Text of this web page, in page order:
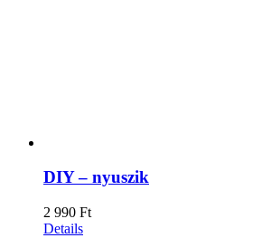
DIY – nyuszik
2 990 Ft
Details